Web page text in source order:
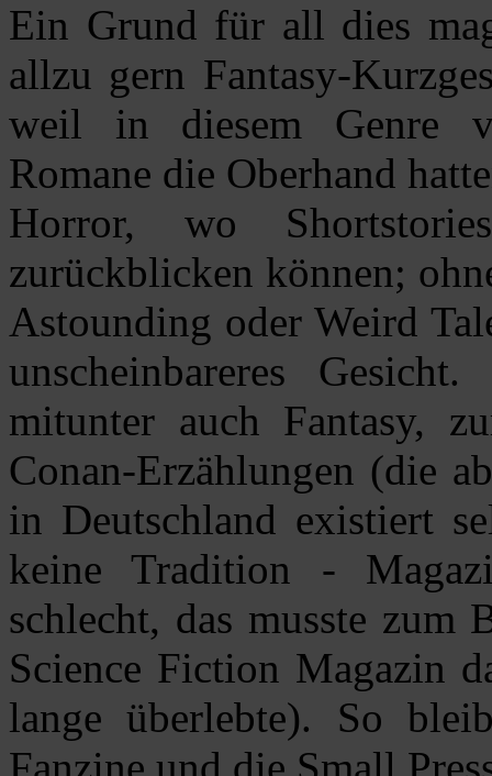
Ein Grund für all dies
allzu gern Fantasy-
weil in diesem Genre
Romane die Oberhand
Horror, wo
zurückblicken können;
Astounding oder Weird
unscheinbareres
mitunter auch Fantasy,
Conan-Erzählungen (die
in Deutschland existiert
keine Tradition -
schlecht, das musste zum
Science Fiction Magazin
lange überlebte). So